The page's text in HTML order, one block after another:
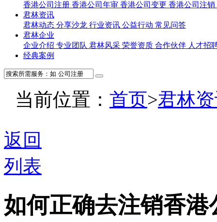
香港公司注册 香港公司年审 香港公司变更 香港公司注销
君林资讯
君林动态 分享沙龙 行业资讯 公益行动 常见问答
君林企业
企业介绍 专业团队 君林风采 荣誉资质 合作伙伴 人才招
经典案例
当前位置： 首页>君林
返回
列表
如何正确去注销香